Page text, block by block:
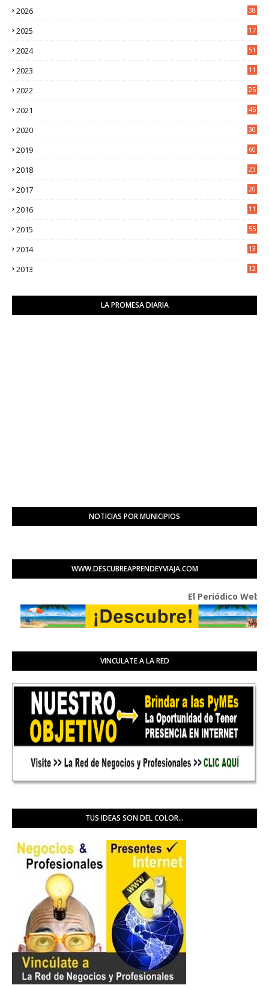
2026 38
2025
17
2024 51
2023
11
2022
25
2021
45
2020
30
2019 60
2018
23
2017
20
2016
11
2015 55
2014
13
2013
12
LA PROMESA DIARIA
NOTICIAS POR MUNICIPIOS
WWW.DESCUBREAPRENDEYVIAJA.COM
El Periódico Web -
VINCULATE A LA RED
TUS IDEAS SON DEL COLOR...